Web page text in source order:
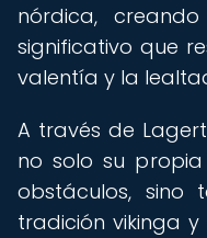
nórdica,
significativo que
valentía y la
A través de
no solo su
obstáculos, sino
tradición vikinga y